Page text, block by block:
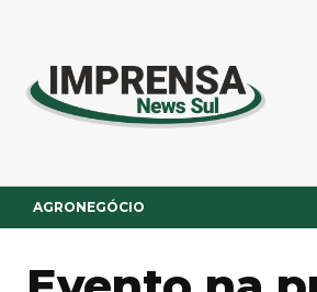
AGRONEGÓCIO